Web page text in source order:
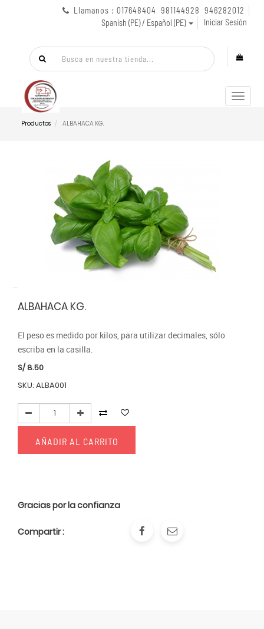
Llamanos : 017648404 981144928 946282012
Spanish (PE) / Español (PE)
Iniciar Sesión
Menú
de
Productos ALBAHACA KG.
ALBAHACA KG.
El peso es medido por kilos, para utilizar decimales, sólo
escriba en la casilla.
S/8.50
SKU: ALBA001
AÑADIR AL CARRITO
Gracias por la confianza
Compartir :